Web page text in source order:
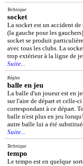
Technique
socket
La socket est un accident
(la gauche pour les
socket se produit
avec tous les clubs. La
trop extérieur à la ligne de
Suite...
Règles
balle en jeu
La balle d'un joueur est en
sur l'aire de départ et celle-
correspondant à ce départ.
balle n'est plus en jeu
autre balle lui a été
Suite...
Technique
tempo
Le tempo est en quelque